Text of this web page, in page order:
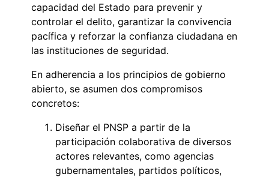
capacidad del Estado para prevenir y
controlar el delito, garantizar la convivencia
pacífica y reforzar la confianza ciudadana en
las instituciones de seguridad.
En adherencia a los principios de gobierno
abierto, se asumen dos compromisos
concretos:
Diseñar el PNSP a partir de la
participación colaborativa de diversos
actores relevantes, como agencias
gubernamentales, partidos políticos,